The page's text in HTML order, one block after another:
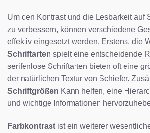
Um den Kontrast und die Lesbarkeit auf
zu verbessern, können verschiedene
effektiv eingesetzt werden. Erstens, die
Schriftarten spielt eine entscheidende
serifenlose Schriftarten bieten oft eine
der natürlichen Textur von Schiefer.
Schriftgrößen Kann helfen, eine
und wichtige Informationen
Farbkontrast ist ein weiterer